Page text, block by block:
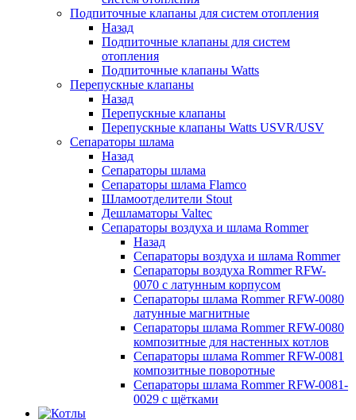
Подпиточные клапаны для систем отопления
Назад
Подпиточные клапаны для систем
отопления
Подпиточные клапаны Watts
Перепускные клапаны
Назад
Перепускные клапаны
Перепускные клапаны Watts USVR/USV
Сепараторы шлама
Назад
Сепараторы шлама
Сепараторы шлама Flamco
Шламоотделители Stout
Дешламаторы Valtec
Сепараторы воздуха и шлама Rommer
Назад
Сепараторы воздуха и шлама Rommer
Сепараторы воздуха Rommer RFW-
0070 с латунным корпусом
Сепараторы шлама Rommer RFW-0080
латунные магнитные
Сепараторы шлама Rommer RFW-0080
композитные для настенных котлов
Сепараторы шлама Rommer RFW-0081
композитные поворотные
Сепараторы шлама Rommer RFW-0081-
0029 с щётками